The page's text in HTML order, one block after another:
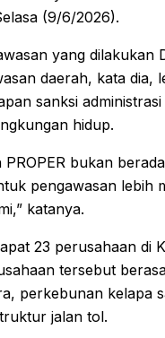
(9/6/2026).
yang dilakukan
daerah, kata
sanksi
hidup.
bukan
pengawasan lebih
katanya.
23 perusahaan di
tersebut
perkebunan kelapa
jalan tol.